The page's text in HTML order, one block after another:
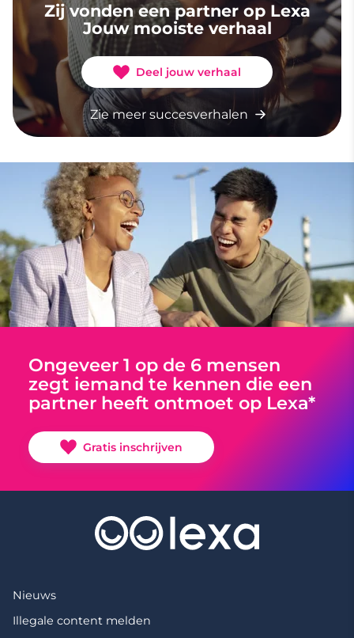
Zij vonden een partner op Lexa
Jouw mooiste verhaal
Deel jouw verhaal
Zie meer succesverhalen
Ongeveer 1 op de 6 mensen
zegt iemand te kennen die een
partner heeft ontmoet op Lexa*
Gratis inschrijven
Nieuws
Illegale content melden